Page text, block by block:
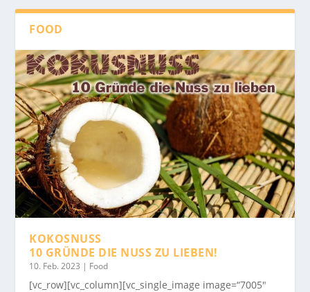
FOOD
KOKOSNUSS
10 GRÜNDE DIE NUSS ZU LIEBEN!
10. Feb. 2023 | Food
[vc_row][vc_column][vc_single_image image=“7005″